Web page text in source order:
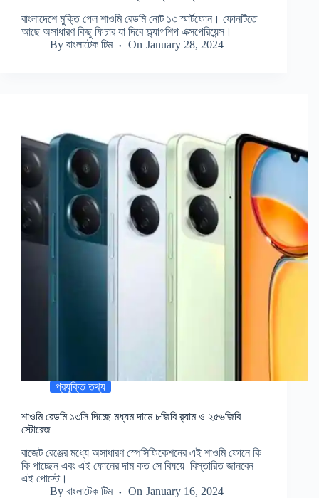
বাংলাদেশে মুক্তি পেল শাওমি রেডমি নোট ১৩ স্মার্টফোন। ফোনটিতে
আছে অসাধারণ কিছু ফিচার যা দিবে ফ্ল্যাগশিপ এক্সপেরিয়েন্স।
By বাংলাটেক টিম On January 28, 2024
প্রযুক্তি তথ্য
শাওমি রেডমি ১৩সি দিচ্ছে মধ্যম দামে ৮জিবি র‍্যাম ও ২৫৬জিবি
স্টোরেজ
বাজেট রেঞ্জের মধ্যে অসাধারণ স্পেসিফিকেশনের এই শাওমি ফোনে কি
কি পাচ্ছেন এবং এই ফোনের দাম কত সে বিষয়ে বিস্তারিত জানবেন
এই পোস্টে।
By বাংলাটেক টিম On January 16, 2024